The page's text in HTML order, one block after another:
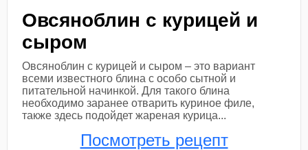
Овсяноблин с курицей и
сыром
Овсяноблин с курицей и сыром – это вариант
всеми известного блина с особо сытной и
питательной начинкой. Для такого блина
необходимо заранее отварить куриное филе,
также здесь подойдет жареная курица...
Посмотреть рецепт